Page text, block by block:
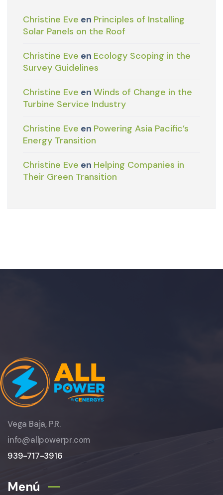
Christine Eve en Principles of Installing
Solar Panels on the Roof
Christine Eve en Ecology Scoping in the
Survey Guidelines
Christine Eve en Winds of Change in the
Turbine Service Industry
Christine Eve en Powering Asia Pacific’s
Energy Transition
Christine Eve en Helping Companies in
Their Green Transition
Vega Baja, P.R.
info@allpowerpr.com
939-717-3916
Menú